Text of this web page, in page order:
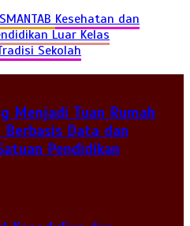
Kesehatan dan
Luar Kelas
Sekolah
Menjadi Tuan Rumah
Berbasis Data dan
Pendidikan